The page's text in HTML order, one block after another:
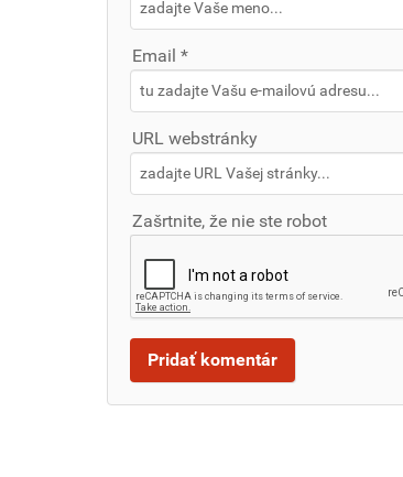
Email *
URL webstránky
Zašrtnite, že nie ste robot